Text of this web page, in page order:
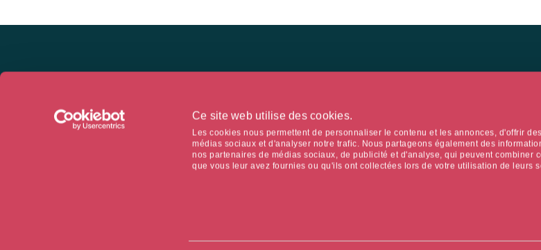
Ce site web utilise des cookies.
Les cookies nous permettent de personnaliser le contenu et les annonces, d'offrir
médias sociaux et d'analyser notre trafic. Nous partageons également des
nos partenaires de médias sociaux, de publicité et d'analyse, qui peuvent combiner
que vous leur avez fournies ou qu'ils ont collectées lors de votre utilisation de leurs
Le contenu de ce site est adapté en fonction du profil et du pays de résidence déclarés par l'internaute.
EXPERTISES